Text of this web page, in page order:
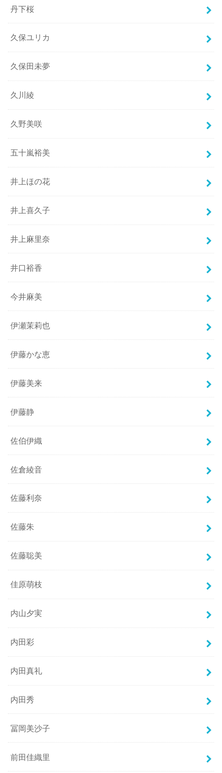
丹下桜
久保ユリカ
久保田未夢
久川綾
久野美咲
五十嵐裕美
井上ほの花
井上喜久子
井上麻里奈
井口裕香
今井麻美
伊瀬茉莉也
伊藤かな恵
伊藤美来
伊藤静
佐伯伊織
佐倉綾音
佐藤利奈
佐藤朱
佐藤聡美
佳原萌枝
内山夕実
内田彩
内田真礼
内田秀
冨岡美沙子
前田佳織里